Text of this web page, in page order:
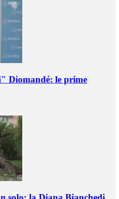
Diomandé: le prime